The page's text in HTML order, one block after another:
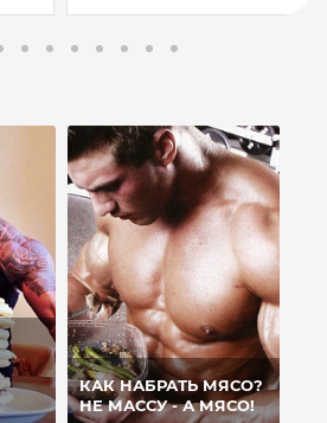
КАК НАБРАТЬ МЯСО?
НЕ МАССУ - А МЯСО!